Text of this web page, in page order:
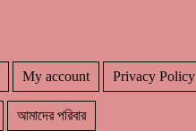
My account Privacy Policy
আমাদের পরিবার